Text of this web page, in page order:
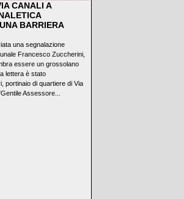
CANALI A
BARRIERA
una segnalazione
Francesco Zuccherini,
essere un grossolano
lettera è stato
portinaio di quartiere di Via
Assessore...